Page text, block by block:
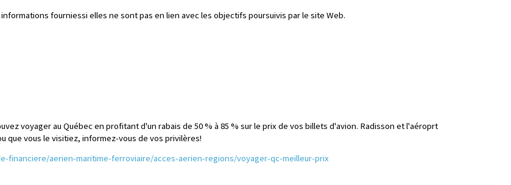
fourniessi elles ne sont pas en lien avec les objectifs poursuivis par le site Web.
voyager au Québec en profitant d'un rabais de 50 % à 85 % sur le prix de vos billets d'avion. Radisson et l'aéroprt
que vous le visitiez, informez-vous de vos privilères!
financiere/aerien-maritime-ferroviaire/acces-aerien-regions/voyager-qc-meilleur-prix